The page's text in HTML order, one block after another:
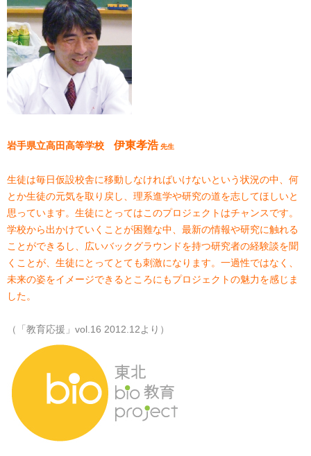
岩手県立高田高等学校 伊東孝浩 先生
生徒は毎日仮設校舎に移動しなければいけないという状況の中、何
とか生徒の元気を取り戻し、理系進学や研究の道を志してほしいと
思っています。生徒にとってはこのプロジェクトはチャンスです。
学校から出かけていくことが困難な中、最新の情報や研究に触れる
ことができるし、広いバックグラウンドを持つ研究者の経験談を聞
くことが、生徒にとってとても刺激になります。一過性ではなく、
未来の姿をイメージできるところにもプロジェクトの魅力を感じま
した。
（「教育応援」vol.16 2012.12より）